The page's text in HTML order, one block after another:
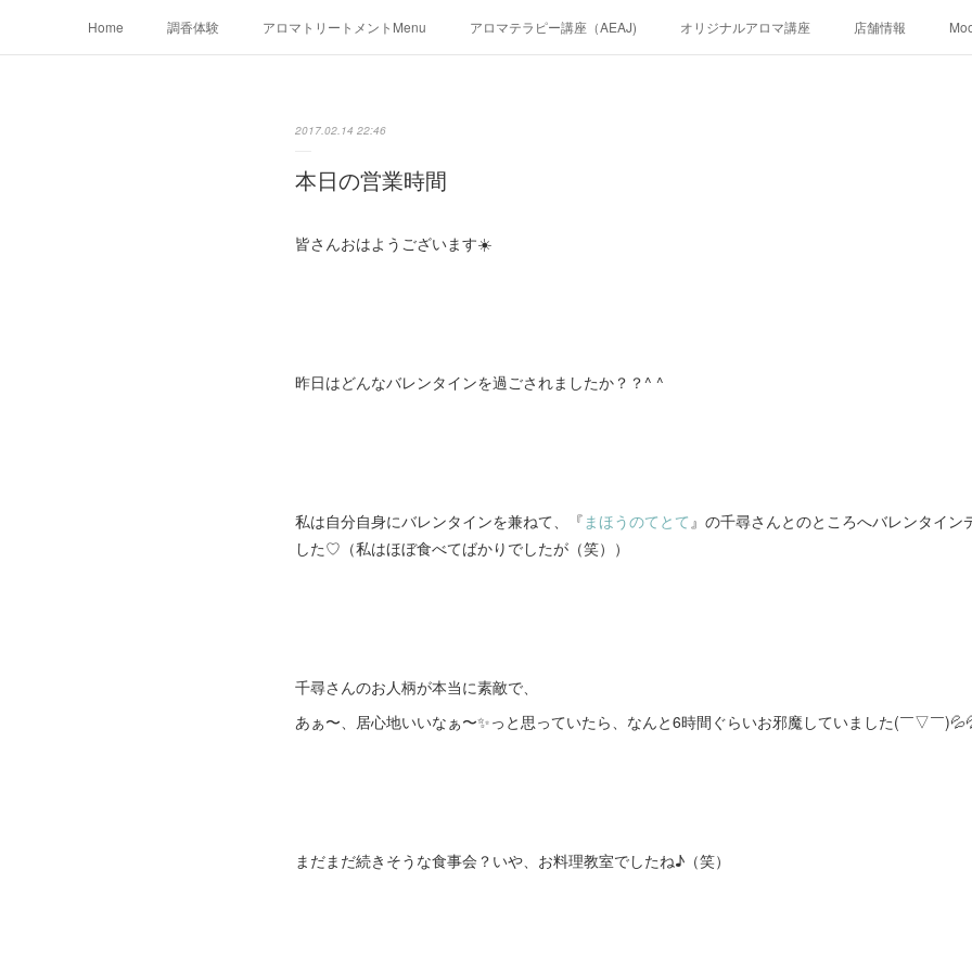
Home 調香体験 アロマトリートメントMenu アロマテラピー講座（AEAJ) オリジナルアロマ講座 店舗情報
2017.02.14 22:46
本日の営業時間
皆さんおはようございます☀️
昨日はどんなバレンタインを過ごされましたか？？^ ^
私は自分自身にバレンタインを兼ねて、『まほうのてとて 』の千尋さんとのところへバレンタイン
した♡（私はほぼ食べてばかりでしたが（笑））
千尋さんのお人柄が本当に素敵で、
あぁ〜、居心地いいなぁ〜✨っと思っていたら、なんと6時間ぐらいお邪魔していました(￣▽￣
まだまだ続きそうな食事会？いや、お料理教室でしたね♪（笑）